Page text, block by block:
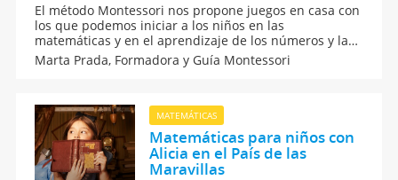
El método Montessori nos propone juegos en casa con
los que podemos iniciar a los niños en las
matemáticas y en el aprendizaje de los números y las
cantidades. Toma nota de estos juegos caseros y estas
actividades cotidianas para que tus hijos aprendan a
Marta Prada, Formadora y Guía Montessori
MATEMÁTICAS
Matemáticas para niños con
Alicia en el País de las
Maravillas